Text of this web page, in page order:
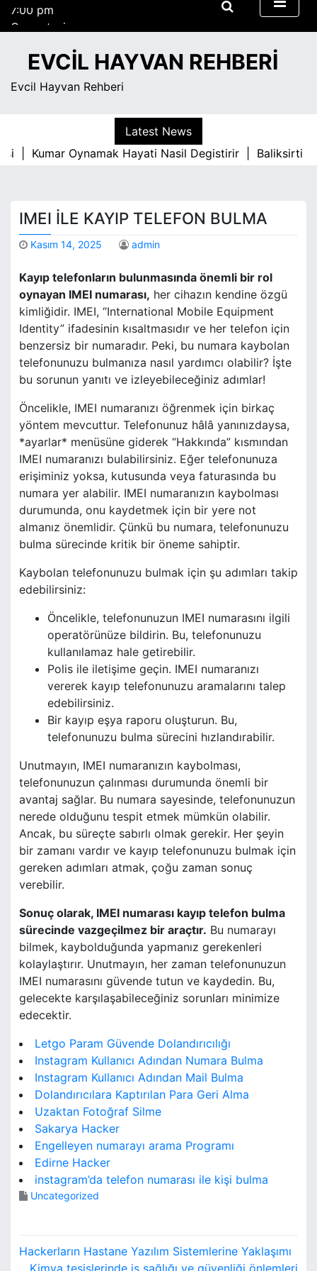
Cumartesi
7:00 pm
EVCIL HAYVAN REHBERI
Evcil Hayvan Rehberi
Latest News
|
Kumar Oynamak Hayati Nasil Degistirir | Baliksirti
IMEI ILE KAYIP TELEFON BULMA
Kasım 14, 2025 admin
Kayıp telefonların bulunmasında önemli bir rol
oynayan IMEI numarası, her cihazın kendine özgü
kimliğidir. IMEI, “International Mobile Equipment
Identity” ifadesinin kısaltmasıdır ve her telefon için
benzersiz bir numaradır. Peki, bu numara kaybolan
telefonunuzu bulmanıza nasıl yardımcı olabilir? İşte
bu sorunun yanıtı ve izleyebileceğiniz adımlar!
Öncelikle, IMEI numaranızı öğrenmek için birkaç
yöntem mevcuttur. Telefonunuz hâlâ yanınızdaysa,
*ayarlar* menüsüne giderek “Hakkında” kısmından
IMEI numaranızı bulabilirsiniz. Eğer telefonunuza
erişiminiz yoksa, kutusunda veya faturasında bu
numara yer alabilir. IMEI numaranızın kaybolması
durumunda, onu kaydetmek için bir yere not
almanız önemlidir. Çünkü bu numara, telefonunuzu
bulma sürecinde kritik bir öneme sahiptir.
Kaybolan telefonunuzu bulmak için şu adımları takip
edebilirsiniz:
Öncelikle, telefonunuzun IMEI numarasını ilgili
operatörünüze bildirin. Bu, telefonunuzu
kullanılamaz hale getirebilir.
Polis ile iletişime geçin. IMEI numaranızı
vererek kayıp telefonunuzu aramalarını talep
edebilirsiniz.
Bir kayıp eşya raporu oluşturun. Bu,
telefonunuzu bulma sürecini hızlandırabilir.
Unutmayın, IMEI numaranızın kaybolması,
telefonunuzun çalınması durumunda önemli bir
avantaj sağlar. Bu numara sayesinde, telefonunuzun
nerede olduğunu tespit etmek mümkün olabilir.
Ancak, bu süreçte sabırlı olmak gerekir. Her şeyin
bir zamanı vardır ve kayıp telefonunuzu bulmak için
gereken adımları atmak, çoğu zaman sonuç
verebilir.
Sonuç olarak, IMEI numarası kayıp telefon bulma
sürecinde vazgeçilmez bir araçtır. Bu numarayı
bilmek, kaybolduğunda yapmanız gerekenleri
kolaylaştırır. Unutmayın, her zaman telefonunuzun
IMEI numarasını güvende tutun ve kaydedin. Bu,
gelecekte karşılaşabileceğiniz sorunları minimize
edecektir.
Letgo Param Güvende Dolandırıcılığı
Instagram Kullanıcı Adından Numara Bulma
Instagram Kullanıcı Adından Mail Bulma
Dolandırıcılara Kaptırılan Para Geri Alma
Uzaktan Fotoğraf Silme
Sakarya Hacker
Engelleyen numarayı arama Programı
Edirne Hacker
instagram’da telefon numarası ile kişi bulma
Uncategorized
Y
Hackerların Hastane Yazılım Sistemlerine Yaklaşımı